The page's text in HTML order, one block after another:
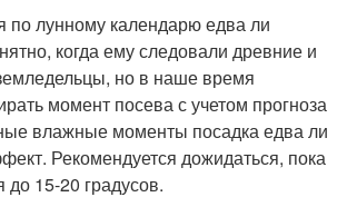
по лунному календарю едва ли
когда ему следовали древние и
но в наше время
момент посева с учетом прогноза
влажные моменты посадка едва ли
Рекомендуется дожидаться, пока
до 15-20 градусов.